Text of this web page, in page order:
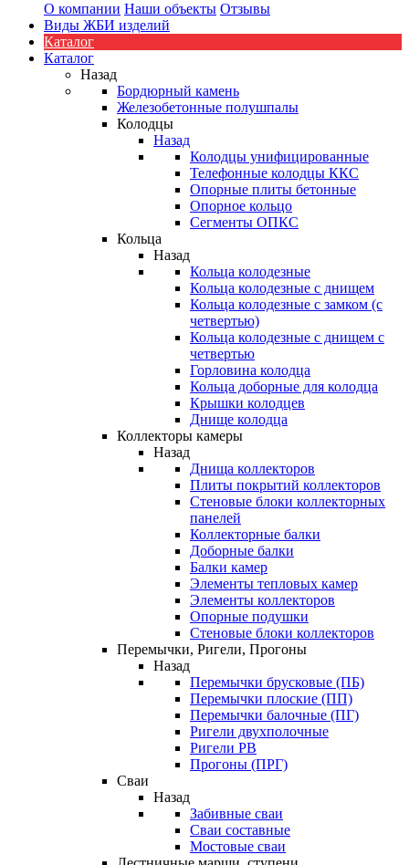
О компании Наши объекты Отзывы
Виды ЖБИ изделий
Каталог
Каталог
Назад
Бордюрный камень
Железобетонные полушпалы
Колодцы
Назад
Колодцы унифицированные
Телефонные колодцы ККС
Опорные плиты бетонные
Опорное кольцо
Сегменты ОПКС
Кольца
Назад
Кольца колодезные
Кольца колодезные с днищем
Кольца колодезные с замком (с
четвертью)
Кольца колодезные с днищем с
четвертью
Горловина колодца
Кольца доборные для колодца
Крышки колодцев
Днище колодца
Коллекторы камеры
Назад
Днища коллекторов
Плиты покрытий коллекторов
Стеновые блоки коллекторных
панелей
Коллекторные балки
Доборные балки
Балки камер
Элементы тепловых камер
Элементы коллекторов
Опорные подушки
Стеновые блоки коллекторов
Перемычки, Ригели, Прогоны
Назад
Перемычки брусковые (ПБ)
Перемычки плоские (ПП)
Перемычки балочные (ПГ)
Ригели двухполочные
Ригели РВ
Прогоны (ПРГ)
Сваи
Назад
Забивные сваи
Сваи составные
Мостовые сваи